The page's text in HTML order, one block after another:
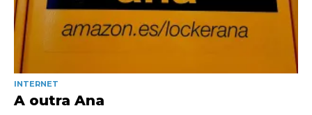
INTERNET
A outra Ana